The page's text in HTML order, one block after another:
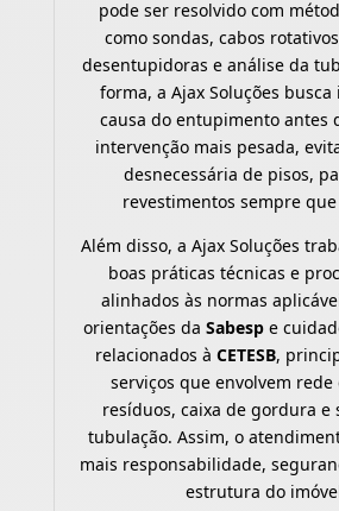
pode ser resolvido com
como sondas, cabos
desentupidoras e análise da
forma, a Ajax Soluções
causa do entupimento antes
intervenção mais pesada,
desnecessária de pisos,
revestimentos sempre
Além disso, a Ajax Soluções
boas práticas técnicas e
alinhados às normas
orientações da Sabespe
relacionados à CETESB,
serviços que envolvem rede
resíduos, caixa de gordura e
tubulação. Assim, o
mais responsabilidade,
estrutura do